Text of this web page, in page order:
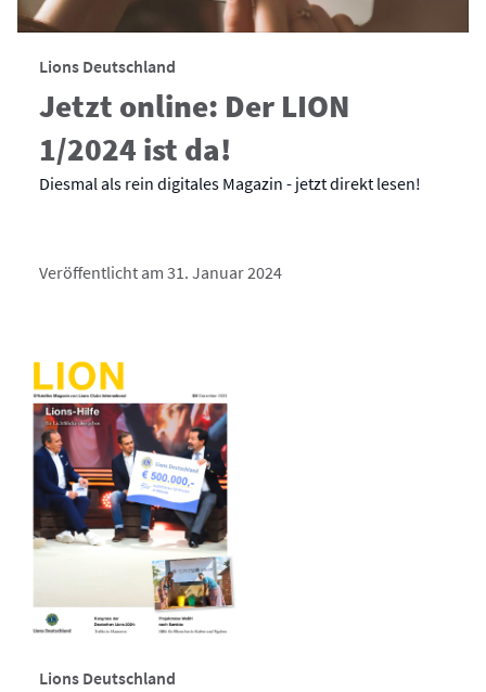
Lions Deutschland
Jetzt online: Der LION
1/2024 ist da!
Diesmal als rein digitales Magazin - jetzt direkt lesen!
Veröffentlicht am 31. Januar 2024
Lions Deutschland